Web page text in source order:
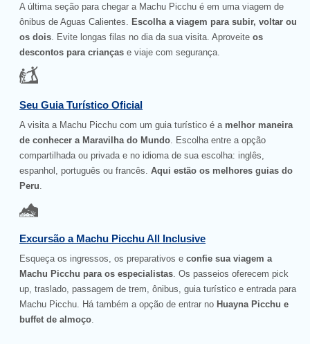
A última seção para chegar a Machu Picchu é em uma viagem de
ônibus de Aguas Calientes.
Escolha a viagem para subir, voltar ou
os dois . Evite longas filas no dia da sua visita. Aproveiteos
descontos para crianças e viaje com segurança.
Seu Guia Turístico Oficial
A visita a Machu Picchu com um guia turístico é a melhor maneira
de conhecer a Maravilha do Mundo . Escolha entre a opção
compartilhada ou privada e no idioma de sua escolha: inglês,
espanhol, português ou francês. Aqui estão os melhores guias do
Peru
Excursão a Machu Picchu All Inclusive
Esqueça os ingressos, os preparativos e confie sua viagem a
Machu Picchu para os especialistas . Os passeios oferecem pick
up, traslado, passagem de trem, ônibus, guia turístico e entrada para
Machu Picchu. Há também a opção de entrar no Huayna Picchu e
buffet de almoço